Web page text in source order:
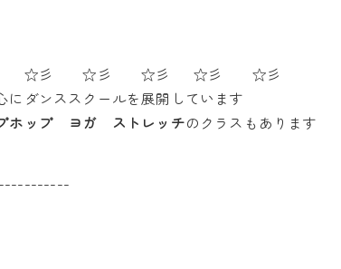
彡 ☆彡 ☆彡 ☆彡 ☆彡
にダンススクールを展開しています
ホップ ヨガ ストレッチのクラスもあります